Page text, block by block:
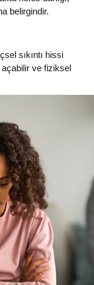
belirgindir.
sıkıntı hissi
ve fiziksel